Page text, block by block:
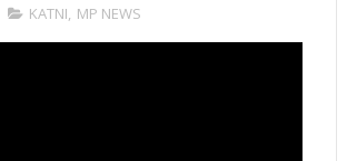
KATNI, MP NEWS